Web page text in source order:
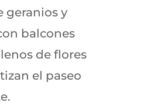
geranios y
balcones
de flores
el paseo